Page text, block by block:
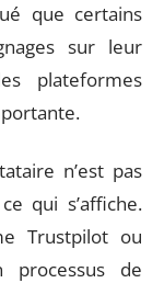
que certains
sur leur
plateformes
n’est pas
qui s’affiche.
Trustpilot ou
processus de